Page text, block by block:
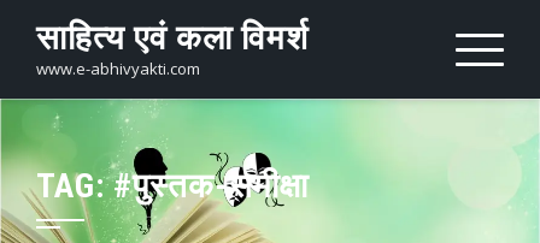
content
साहित्य एवं कला विमर्श
www.e-abhivyakti.com
TAG:#पुस्तक-समीक्षा